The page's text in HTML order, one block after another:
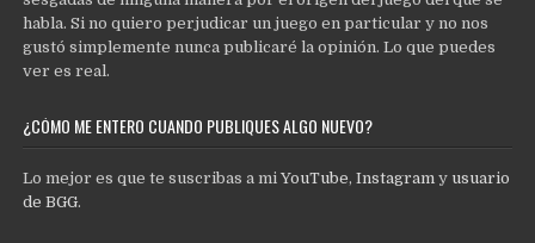
habla. Si no quiero perjudicar un juego en particular y no nos
gustó simplemente nunca publicaré la opinión. Lo que puedes
ver es real.
¿CÓMO ME ENTERO CUANDO PUBLIQUES ALGO NUEVO?
Lo mejor es que te suscribas a miYouTube,Instagram y usuario
de BGG.